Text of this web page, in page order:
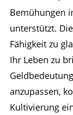
Bemühungen
unterstützt.
Fähigkeit zu
Ihr Leben zu
anzupassen,
Kultivierung